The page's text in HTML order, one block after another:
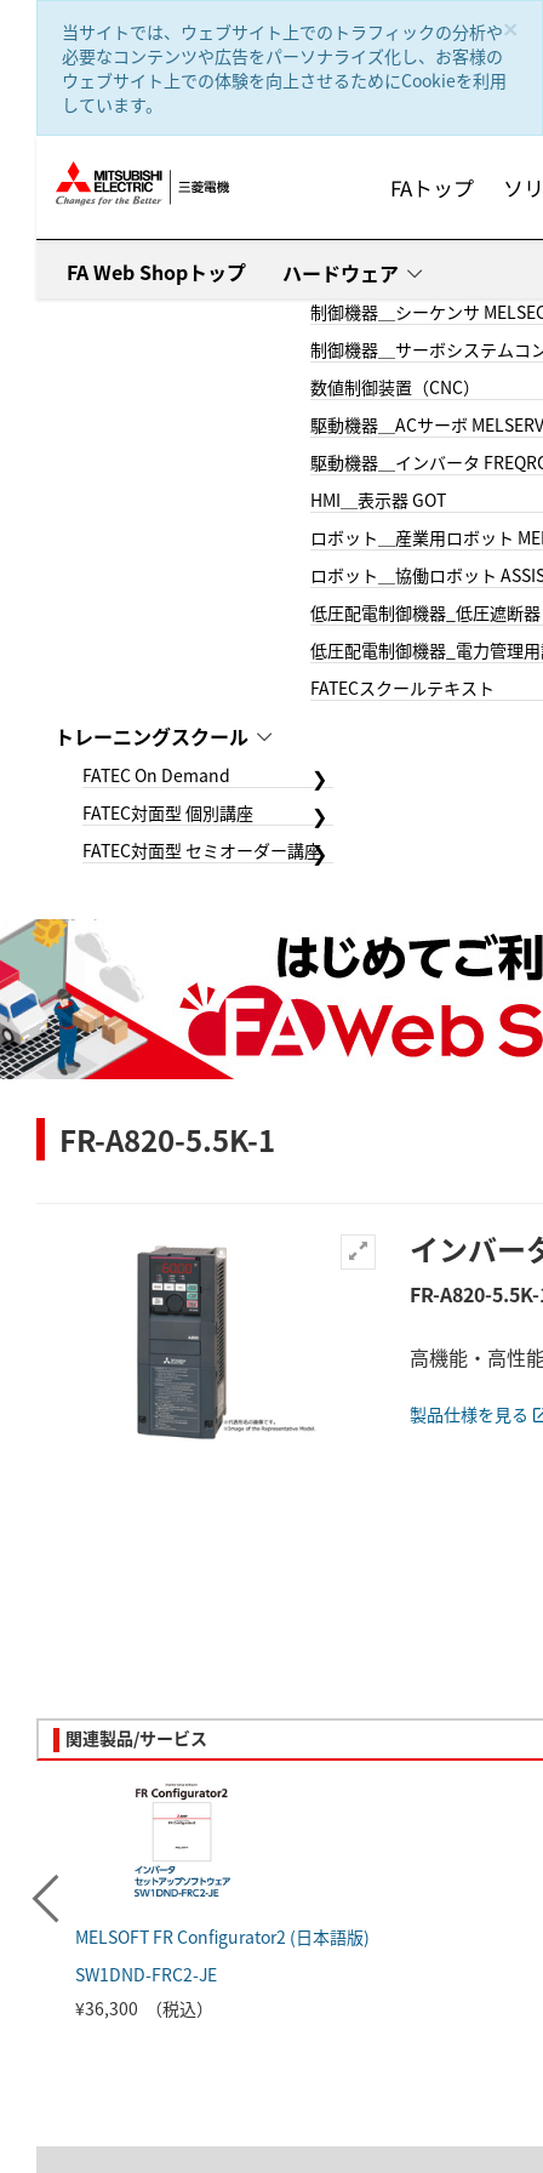
×
当サイトでは、ウェブサイト上でのトラフィックの分析や
必要なコンテンツや広告をパーソナライズ化し、お客様の
ウェブサイト上での体験を向上させるためにCookieを利用
しています。
FAトップ ソ
FA Web Shopトップ ハードウェア
制御機器＿シーケンサ
制御機器＿サーボシステムコ
数値制御装置（CNC）
駆動機器＿ACサーボ
駆動機器＿インバータ
HMI＿表示器 GOT
ロボット＿産業用ロボット
ロボット＿協働ロボット
低圧配電制御機器_低圧遮断器
低圧配電制御機器_電力管理
FATECスクールテキスト
トレーニングスクール
FATEC On Demand
FATEC対面型 個別講座
FATEC対面型 セミオーダー講座
FR-A820-5.5K-1
インバー
FR-A820-
高機能・高性
製品仕様を見る
関連製品/サービス
MELSOFT FR Configurator2 (日本語版)
SW1DND-FRC2-JE
¥36,300 （税込）